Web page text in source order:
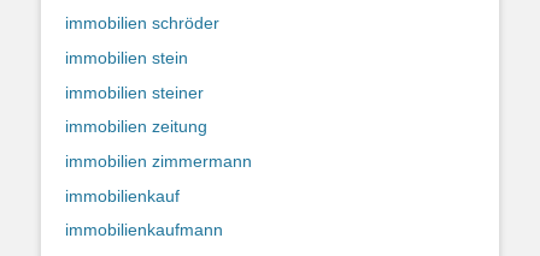
immobilien schröder
immobilien stein
immobilien steiner
immobilien zeitung
immobilien zimmermann
immobilienkauf
immobilienkaufmann